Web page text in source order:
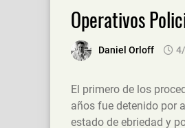
Operativos
Daniel Orloff
El primero de los
años fue detenido por
estado de ebriedad y